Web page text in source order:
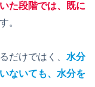
た段階では、既に
。
だけではく、 水分
ないても、水分を